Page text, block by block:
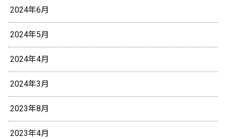
2024年6月
2024年5月
2024年4月
2024年3月
2023年8月
2023年4月